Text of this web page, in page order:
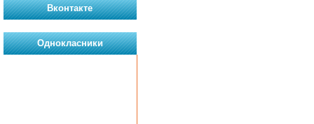
Вконтакте
Однокласники